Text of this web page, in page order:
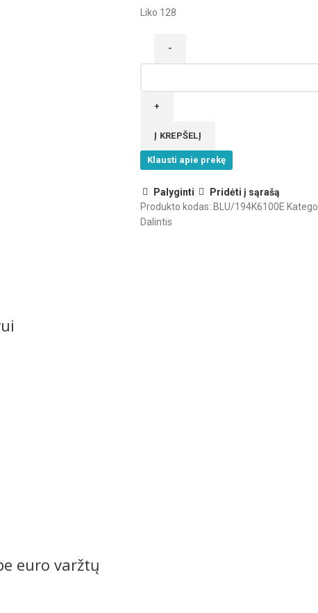
Liko 128
plokštelė
šaldytuvo
Į KREPŠELĮ
Klausti apie prekę
Palyginti
Pridėti į sąrašą
Produkto kodas: BLU/194K6100E
Dalintis
euro varžtų